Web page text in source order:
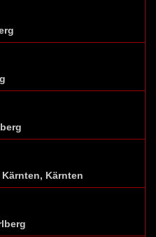
Kärnten